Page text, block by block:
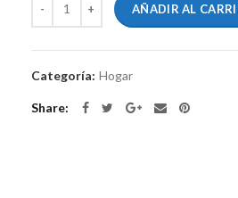
AÑADIR AL
Categoría: Hogar
Share